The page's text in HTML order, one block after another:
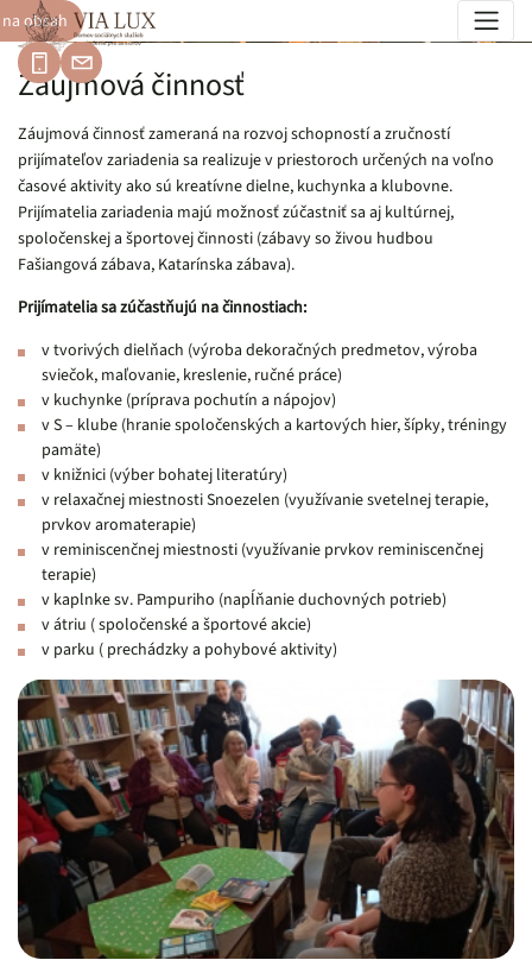
obsah
Ďalšie činnosti
Záujmová činnosť
Záujmová činnosť zameraná na rozvoj schopností a zručností
prijímateľov zariadenia sa realizuje v priestoroch určených na voľno
časové aktivity ako sú kreatívne dielne, kuchynka a klubovne.
Prijímatelia zariadenia majú možnosť zúčastniť sa aj kultúrnej,
spoločenskej a športovej činnosti (zábavy so živou hudbou
Fašiangová zábava, Katarínska zábava).
Prijímatelia sa zúčastňujú na činnostiach:
v tvorivých dielňach (výroba dekoračných predmetov, výroba
sviečok, maľovanie, kreslenie, ručné práce)
v kuchynke (príprava pochutín a nápojov)
v S – klube (hranie spoločenských a kartových hier, šípky, tréningy
pamäte)
v knižnici (výber bohatej literatúry)
v relaxačnej miestnosti Snoezelen (využívanie svetelnej terapie,
prvkov aromaterapie)
v reminiscenčnej miestnosti (využívanie prvkov reminiscenčnej
terapie)
v kaplnke sv. Pampuriho (napĺňanie duchovných potrieb)
v átriu ( spoločenské a športové akcie)
v parku ( prechádzky a pohybové aktivity)